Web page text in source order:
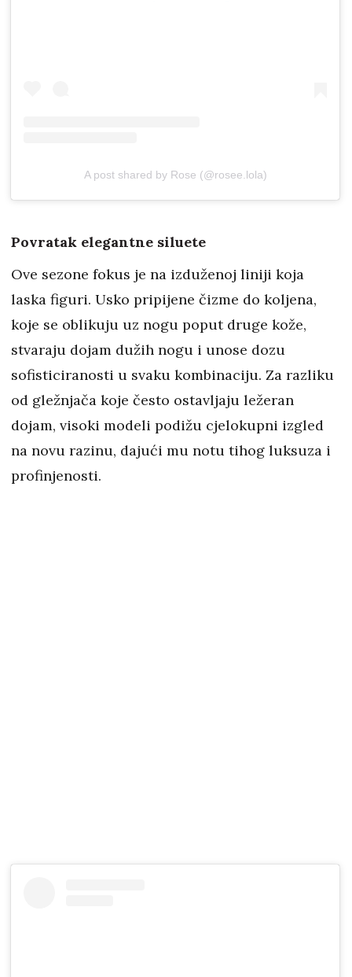
A post shared by Rose (@rosee.lola)
Povratak elegantne siluete
Ove sezone fokus je na izduženoj liniji koja
laska figuri. Usko pripijene čizme do koljena,
koje se oblikuju uz nogu poput druge kože,
stvaraju dojam dužih nogu i unose dozu
sofisticiranosti u svaku kombinaciju. Za razliku
od gležnjača koje često ostavljaju ležeran
dojam, visoki modeli podižu cjelokupni izgled
na novu razinu, dajući mu notu tihog luksuza i
profinjenosti.